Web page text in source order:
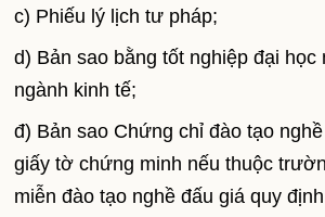
c) Phiếu lý lịch tư pháp;
d) Bản sao bằng tốt nghiệp đại học
ngành kinh tế;
đ) Bản sao Chứng chỉ đào tạo
giấy tờ chứng minh nếu thuộc
miễn đào tạo nghề đấu giá quy